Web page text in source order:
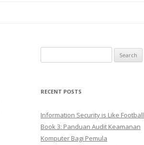
for:
RECENT POSTS
Information Security is Like Football
Book 3: Panduan Audit Keamanan
Komputer Bagi Pemula